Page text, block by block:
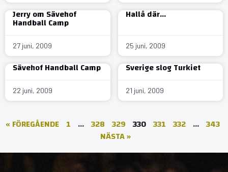
Jerry om Sävehof
Handball Camp
27 juni, 2009
Hallå där…
25 juni, 2009
Sävehof Handball Camp
22 juni, 2009
Sverige slog Turkiet
21 juni, 2009
« FÖREGÅENDE 1 … 328 329 330 331 332 … 343
NÄSTA »